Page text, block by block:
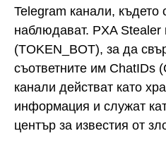
Telegram канали, където
наблюдават. PXA Stealer
(TOKEN_BOT), за да
съответните им ChatIDs
канали действат като
информация и служат
център за известия от